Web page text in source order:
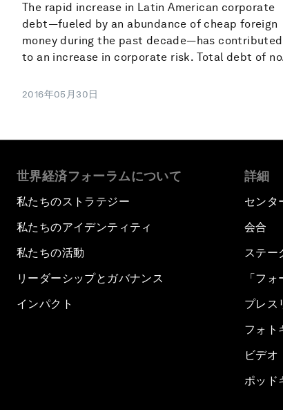
The rapid increase in Latin American corporate
debt—fueled by an abundance of cheap foreign
money during the past decade—has contributed
to an increase in corporate risk. Total debt of
2016年05月30日
世界経済フォーラムについて
私たちのストラテジー
私たちのアイデンティティ
私たちの活動
リーダーシップとガバナンス
インパクト
詳細
センタ
会合
ステー
「フ
プレス
フォト
ビデオ
ポッド